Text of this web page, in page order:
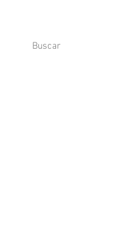
Buscar